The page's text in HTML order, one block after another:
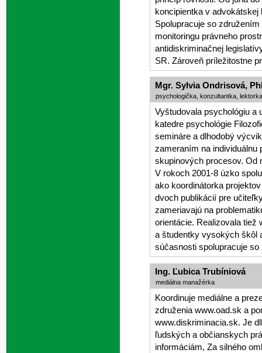
koncipientka v
Spolupracuje so
monitoringu právneho
antidiskriminačnej
SR. Zároveň príležitostne
Mgr. Sylvia Ondrisová,
psychologička, konzultantka,
Vyštudovala psychológiu a
katedre psychológie
semináre a dlhodobý
zameraním na individuálnu
skupinových procesov. Od
V rokoch 2001-8 úzko
ako koordinátorka
dvoch publikácií pre
zameriavajú na
orientácie. Realizovala tiež
a študentky vysokých škôl
súčasnosti spolupracuje
Ing. Ľubica Trubíniová
mediálna manažérka
Koordinuje mediálne a
združenia www.oad.sk a
www.diskriminacia.sk. Je
ľudských a občianskych
informáciám, Za silného